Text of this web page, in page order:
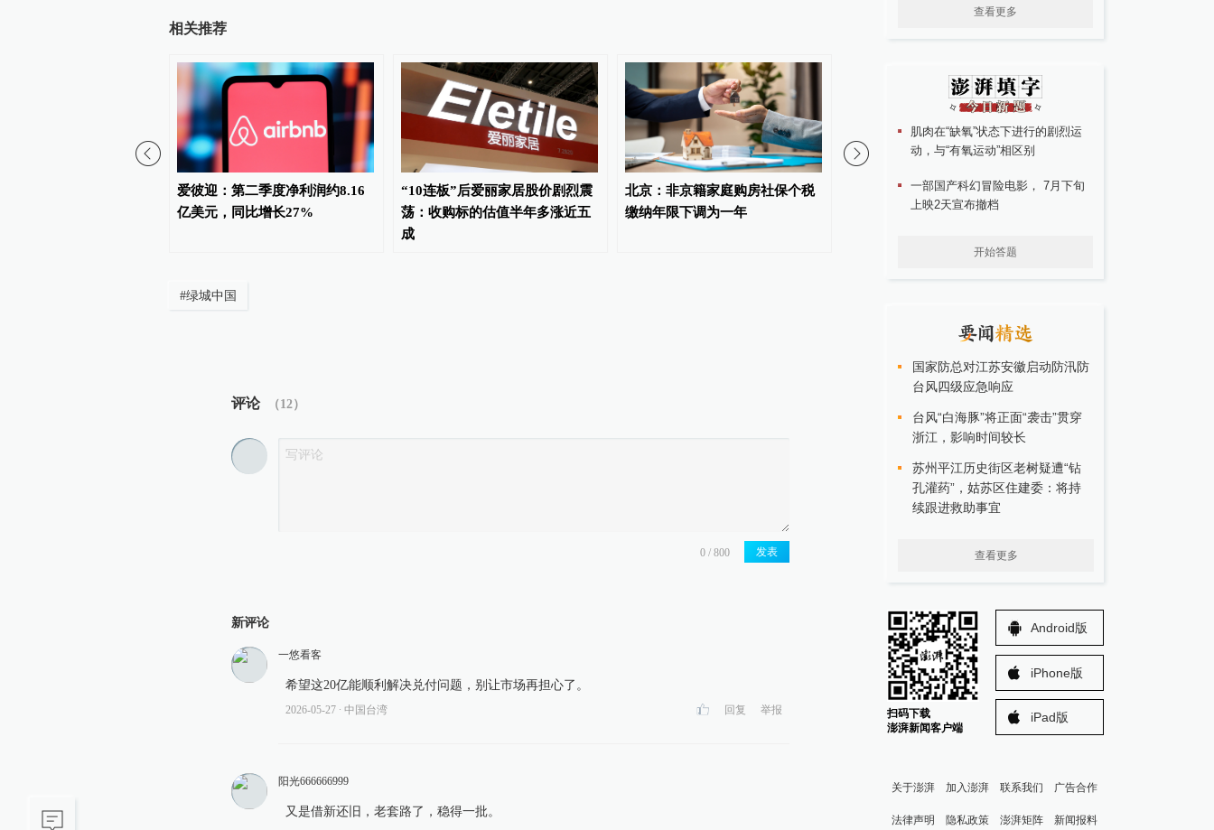
相关推荐
爱彼迎：第二季度净利润约8.16
亿美元，同比增长27%
“10连板”后爱丽家居股价剧烈震
荡：收购标的估值半年多涨近五
成
北京：非京籍家庭购房社保个税
缴纳年限下调为一年
恒隆：委任蔡德粦为新行政总裁
暑期出行“下半场”热度
#绿城中国
评论 （12 ）
发表
新评论
一悠看客
希望这20亿能顺利解决兑付问题，别让市场再担心了。
2026-05-27 ∙ 中国台湾 回复 举报
阳光666666999
又是借新还旧，老套路了，稳得一批。
查看更多
肌肉在“缺氧”状态下进行的剧烈运
动，与“有氧运动”相区别
一部国产科幻冒险电影， 7月下旬
上映2天宣布撤档
开始答题
国家防总对江苏安徽启动防汛防
台风四级应急响应
台风“白海豚”将正面“袭击”贯穿
浙江，影响时间较长
苏州平江历史街区老树疑遭“钻
孔灌药”，姑苏区住建委：将持
续跟进救助事宜
查看更多
扫码下载
澎湃新闻客户端
Android版
iPhone版
iPad版
关于澎湃 加入澎湃 联系我们 广告合作
法律声明 隐私政策 澎湃矩阵 新闻报料